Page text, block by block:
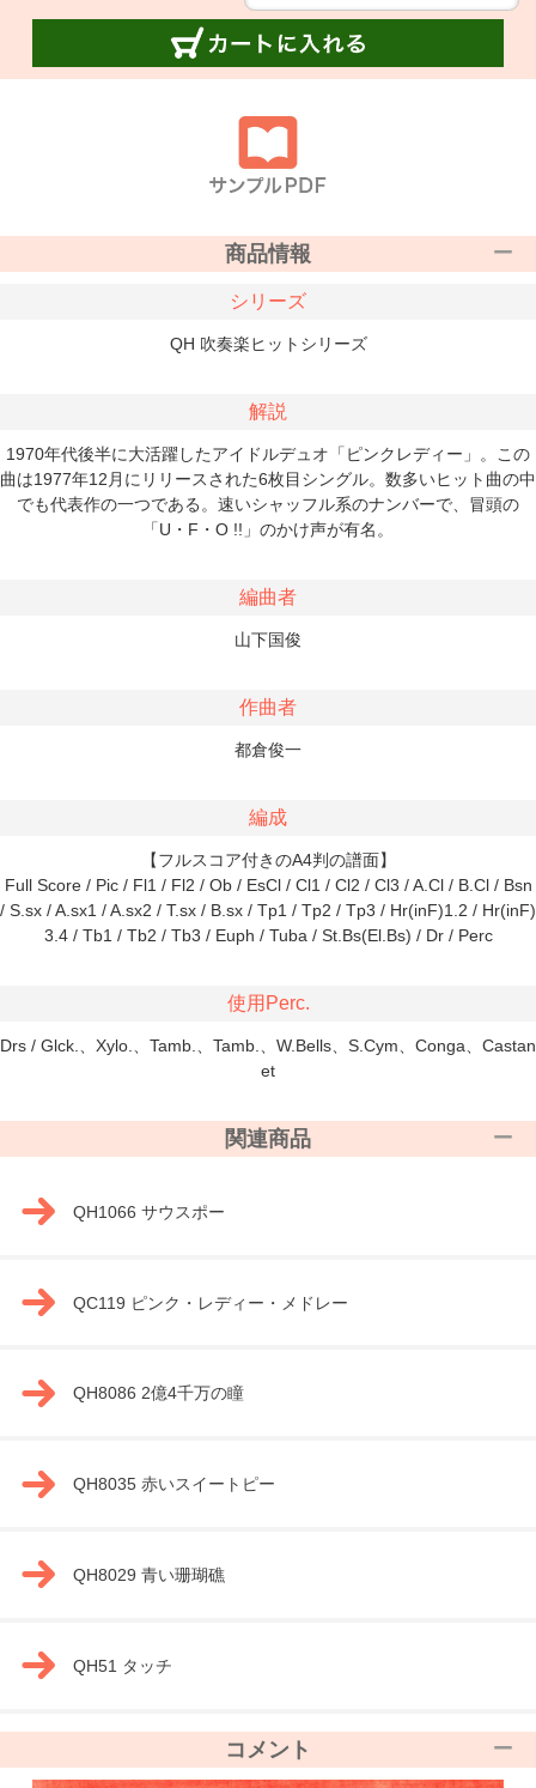
商品情報
シリーズ
QH 吹奏楽ヒットシリーズ
解説
1970年代後半に大活躍したアイドルデュオ「ピンクレディー」。この
曲は1977年12月にリリースされた6枚目シングル。数多いヒット曲の中
でも代表作の一つである。速いシャッフル系のナンバーで、冒頭の
「U・F・O !!」のかけ声が有名。
編曲者
山下国俊
作曲者
都倉俊一
編成
【フルスコア付きのA4判の譜面】
Full Score / Pic / Fl1 / Fl2 / Ob / EsCl / Cl1 / Cl2 / Cl3 / A.Cl / B.Cl / Bsn
/ S.sx / A.sx1 / A.sx2 / T.sx / B.sx / Tp1 / Tp2 / Tp3 / Hr(inF)1.2 / Hr(inF)
3.4 / Tb1 / Tb2 / Tb3 / Euph / Tuba / St.Bs(El.Bs) / Dr / Perc
使用Perc.
Drs / Glck.、Xylo.、Tamb.、Tamb.、W.Bells、S.Cym、Conga、Castan
et
関連商品
QH1066 サウスポー
QC119 ピンク・レディー・メドレー
QH8086 2億4千万の瞳
QH8035 赤いスイートピー
QH8029 青い珊瑚礁
QH51 タッチ
コメント